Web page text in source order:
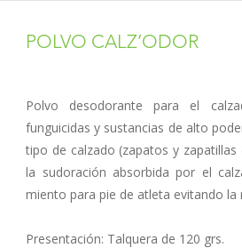
POLVO CALZ’ODOR
Polvo desodorante para el
funguicidas y sustancias de alto
tipo de calzado (zapatos y
la sudoración absorbida por el
miento para pie de atleta evitando la
Presentación: Talquera de 120 grs.